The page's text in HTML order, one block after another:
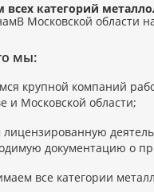
категорий
В Московской области
мы:
крупной компаний
и Московской области;
лицензированную
документацию о
все категории